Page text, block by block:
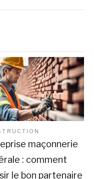
maçonnerie
: comment
le bon partenaire